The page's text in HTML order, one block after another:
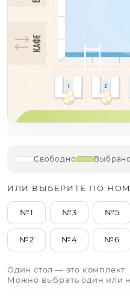
Свободно
ИЛИ ВЫБЕРИТЕ ПО
№1
№2
№3
№4
№5
№6
Один стол — это комплект:
Можно выбрать один или